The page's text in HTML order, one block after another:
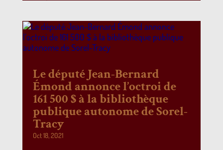
Le député Jean-Bernard
Émond annonce l’octroi de
161 500 $ à la bibliothèque
publique autonome de Sorel-
Tracy
Oct 18, 2021